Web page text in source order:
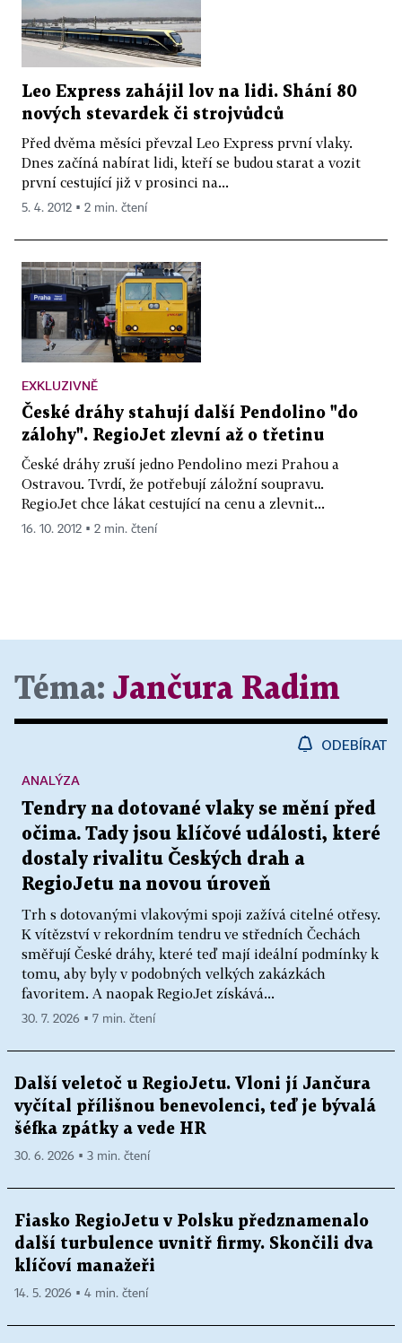
Leo Express zahájil lov na lidi. Shání 80
nových stevardek či strojvůdců
Před dvěma měsíci převzal Leo Express první vlaky.
Dnes začíná nabírat lidi, kteří se budou starat a vozit
první cestující již v prosinci na...
5. 4. 2012 ▪ 2 min. čtení
EXKLUZIVNĚ
České dráhy stahují další Pendolino "do
zálohy". RegioJet zlevní až o třetinu
České dráhy zruší jedno Pendolino mezi Prahou a
Ostravou. Tvrdí, že potřebují záložní soupravu.
RegioJet chce lákat cestující na cenu a zlevnit...
16. 10. 2012 ▪ 2 min. čtení
Téma: Jančura Radim
ODEBÍRAT
Tendry na dotované vlaky se mění před
očima. Tady jsou klíčové události, které
dostaly rivalitu Českých drah a
RegioJetu na novou úroveň
Trh s dotovanými vlakovými spoji zažívá citelné otřesy.
K vítězství v rekordním tendru ve středních Čechách
směřují České dráhy, které teď mají ideální podmínky k
tomu, aby byly v podobných velkých zakázkách
favoritem. A naopak RegioJet získává...
ANALÝZA
30. 7. 2026 ▪ 7 min. čtení
Další veletoč u RegioJetu. Vloni jí Jančura
vyčítal přílišnou benevolenci, teď je bývalá
šéfka zpátky a vede HR
30. 6. 2026 ▪ 3 min. čtení
Fiasko RegioJetu v Polsku předznamenalo
další turbulence uvnitř firmy. Skončili dva
klíčoví manažeři
14. 5. 2026 ▪ 4 min. čtení